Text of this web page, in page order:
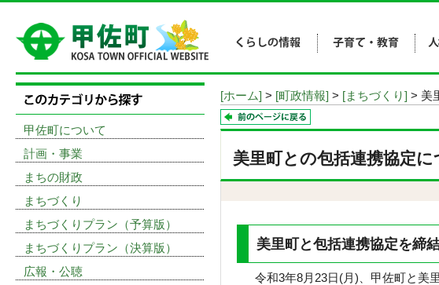
[ホーム] > [町政情報] > [まちづくり] > 美
美里町との包括連携協定に
美里町と包括連携協定を締
令和3年8月23日(月)、甲佐町と美
甲佐町について
計画・事業
まちの財政
まちづくり
まちづくりプラン（予算版）
まちづくりプラン（決算版）
広報・公聴